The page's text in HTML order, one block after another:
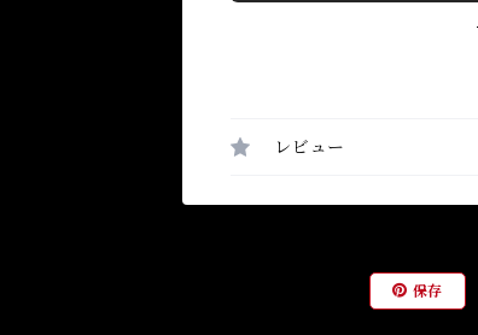
レビュー
保存